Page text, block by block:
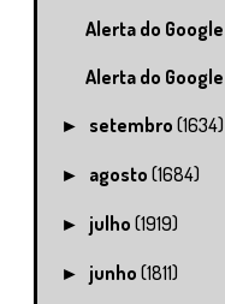
Alerta do
Alerta do
► setembro(1634)
► agosto(1684)
► julho(1919)
► junho(1811)